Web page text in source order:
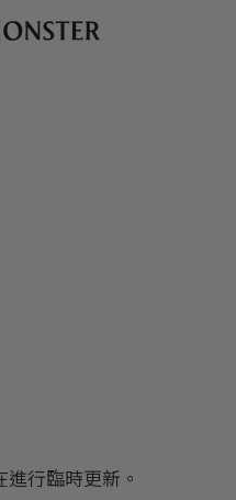
行臨時更新。